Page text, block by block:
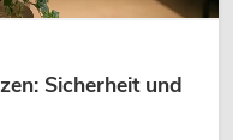
Sicherheit und